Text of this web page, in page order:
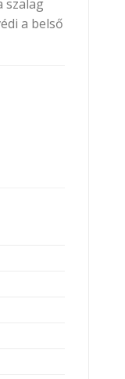
szalag
a belső